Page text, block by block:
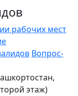
рабочих мест
Вопрос-
этаж)